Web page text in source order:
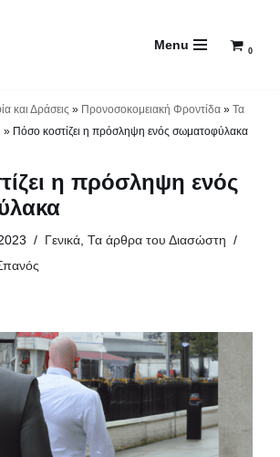
Menu 0
και Δράσεις » Προνοσοκομειακή Φροντίδα » Τα
» Πόσο κοστίζει η πρόσληψη ενός σωματοφύλακα
η πρόσληψη ενός
Γενικά, Τα άρθρα του Διασώστη